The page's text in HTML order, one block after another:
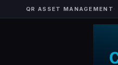
QR ASSET MANAGEMENT